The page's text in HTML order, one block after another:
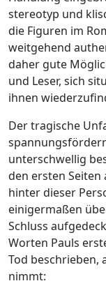
stereotyp und
die Figuren im
weitgehend
daher gute
und Leser, sich
ihnen
Der tragische
unterschwellig
den ersten
hinter dieser
einigermaßen
Schluss
Worten Pauls
Tod beschrieben,
nimmt: